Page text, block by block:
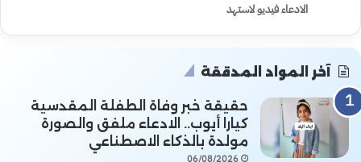
الادعاء فيديو لاستهد
آخر المواد المدققة
حقيقة خبر وفاة الطفلة المقدسية
كيارا أيوب.. الادعاء ملفق والصورة
مولدة بالذكاء الاصطناعي